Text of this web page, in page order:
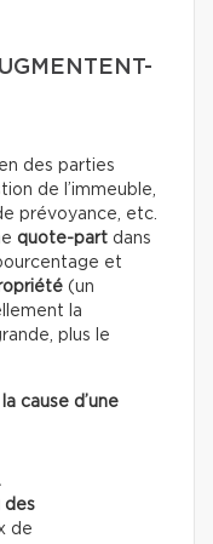
des parties
de l’immeuble,
prévoyance, etc.
quote-part dans
et
(un
la
plus le
cause d’une
des
de